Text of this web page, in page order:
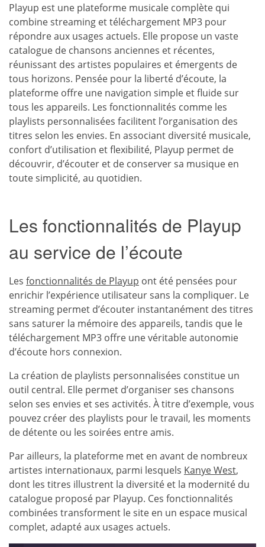
Playup est une plateforme musicale complète qui
combine streaming et téléchargement MP3 pour
répondre aux usages actuels. Elle propose un vaste
catalogue de chansons anciennes et récentes,
réunissant des artistes populaires et émergents de
tous horizons. Pensée pour la liberté d’écoute, la
plateforme offre une navigation simple et fluide sur
tous les appareils. Les fonctionnalités comme les
playlists personnalisées facilitent l’organisation des
titres selon les envies. En associant diversité musicale,
confort d’utilisation et flexibilité, Playup permet de
découvrir, d’écouter et de conserver sa musique en
toute simplicité, au quotidien.
Les fonctionnalités de Playup
au service de l’écoute
Les fonctionnalités de Playup ont été pensées pour
enrichir l’expérience utilisateur sans la compliquer. Le
streaming permet d’écouter instantanément des titres
sans saturer la mémoire des appareils, tandis que le
téléchargement MP3 offre une véritable autonomie
d’écoute hors connexion.
La création de playlists personnalisées constitue un
outil central. Elle permet d’organiser ses chansons
selon ses envies et ses activités. À titre d’exemple, vous
pouvez créer des playlists pour le travail, les moments
de détente ou les soirées entre amis.
Par ailleurs, la plateforme met en avant de nombreux
artistes internationaux, parmi lesquels Kanye West,
dont les titres illustrent la diversité et la modernité du
catalogue proposé par Playup. Ces fonctionnalités
combinées transforment le site en un espace musical
complet, adapté aux usages actuels.